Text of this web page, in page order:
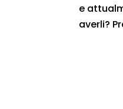
e
averli?